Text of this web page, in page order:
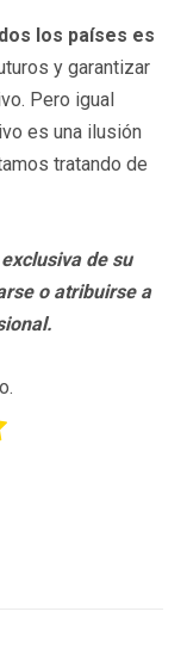
los países es
y garantizar
Pero igual
es una ilusión
tratando de
de su
o atribuirse a